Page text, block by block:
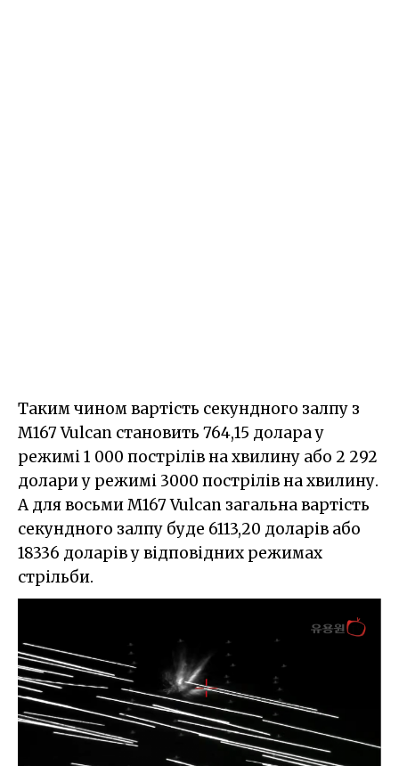
Таким чином вартість секундного залпу з
M167 Vulcan становить 764,15 долара у
режимі 1 000 пострілів на хвилину або 2 292
долари у режимі 3000 пострілів на хвилину.
А для восьми M167 Vulcan загальна вартість
секундного залпу буде 6113,20 доларів або
18336 доларів у відповідних режимах
стрільби.